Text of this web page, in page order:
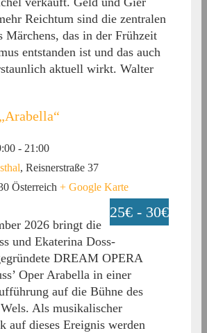
Reichtum sind die zentralen
Märchens, das in der Frühzeit
entstanden ist und das auch
aktuell wirkt. Walter
- 21:00
, Reisnerstraße 37
Österreich + Google Karte
25€ - 30€
2026 bringt die
und Ekaterina Doss-
DREAM OPERA
Oper Arabella in einer
auf die Bühne des
Als musikalischer
auf dieses Ereignis werden